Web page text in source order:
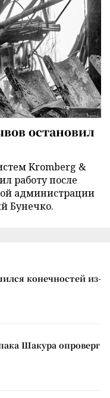
остановил
Kromberg &
работу после
администрации
Бунечко.
конечностей из-
Шакура опроверг